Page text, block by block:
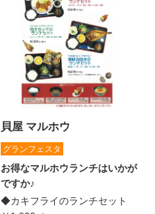
貝屋 マルホウ
グランフェスタ
お得なマルホウランチはいかが
ですか♪
◆カキフライのランチセット